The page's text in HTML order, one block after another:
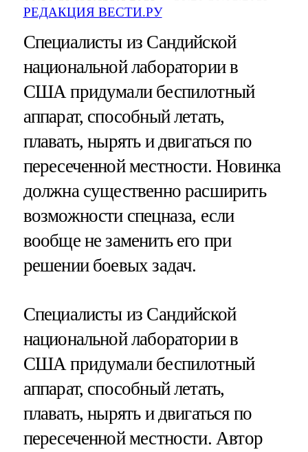
РЕДАКЦИЯ ВЕСТИ.РУ
Специалисты из Сандийской
национальной лаборатории в
США придумали беспилотный
аппарат, способный летать,
плавать, нырять и двигаться по
пересеченной местности. Новинка
должна существенно расширить
возможности спецназа, если
вообще не заменить его при
решении боевых задач.
Специалисты из Сандийской
национальной лаборатории в
США придумали беспилотный
аппарат, способный летать,
плавать, нырять и двигаться по
пересеченной местности. Автор